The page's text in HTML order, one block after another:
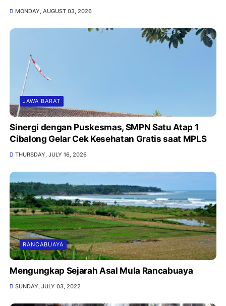
MONDAY, AUGUST 03, 2026
JAWA BARAT
Sinergi dengan Puskesmas, SMPN Satu Atap 1
Cibalong Gelar Cek Kesehatan Gratis saat MPLS
THURSDAY, JULY 16, 2026
RANCABUAYA
Mengungkap Sejarah Asal Mula Rancabuaya
SUNDAY, JULY 03, 2022